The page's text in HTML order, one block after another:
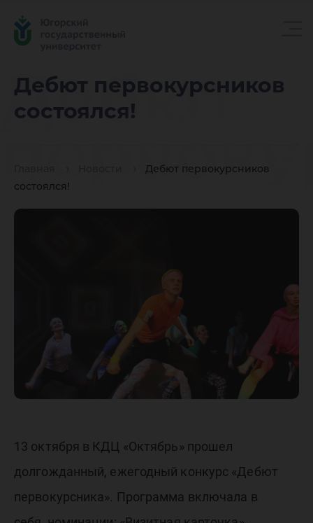
Дебют первокурсников
состоялся!
Дебют первокурсников
состоялся!
Дебют
13 октября в КДЦ «Октябрь» прошел
долгожданный, ежегодный конкурс «Дебют
первокурсника». Программа включала в